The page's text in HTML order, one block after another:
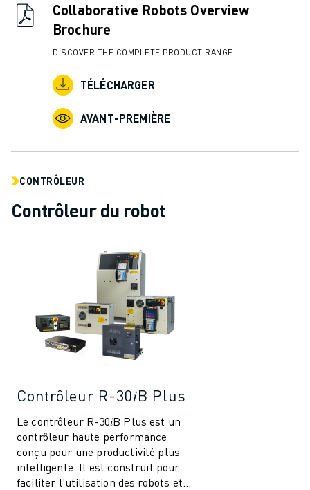
CONTACT
LOCALISATION DES SITES
IMPRESSION
Collaborative Robots Overview
Brochure
DISCOVER THE COMPLETE PRODUCT RANGE
TÉLÉCHARGER
AVANT-PREMIÈRE
CONTRÔLEUR
Contrôleur du robot
Contrôleur R-30𝑖B Plus
Le contrôleur R-30𝑖B Plus est un
contrôleur haute performance
conçu pour une productivité plus
intelligente. Il est construit pour
faciliter l'utilisation des robots et